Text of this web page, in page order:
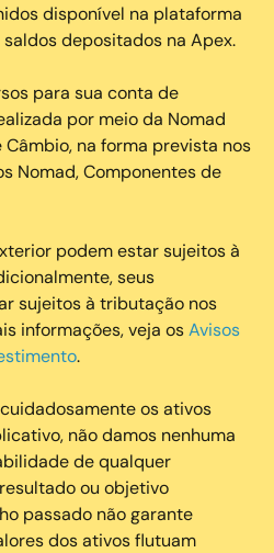
disponível na plataforma
depositados na Apex.
para sua conta de
por meio da Nomad
na forma prevista nos
Nomad, Componentes de
podem estar sujeitos à
seus
sujeitos à tributação nos
informações, veja osAvisos
.
os ativos
não damos nenhuma
de qualquer
ou objetivo
passado não garante
dos ativos flutuam